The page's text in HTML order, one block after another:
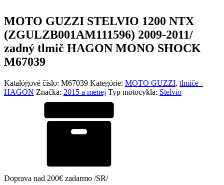
MOTO GUZZI STELVIO 1200 NTX
(ZGULZB001AM111596) 2009-2011/
zadný tlmič HAGON MONO SHOCK
M67039
Katalógové číslo: M67039 Kategórie: MOTO GUZZI, tlmiče -
HAGON Značka: 2015 a menej Typ motocykla: Stelvio
Doprava nad 200€ zadarmo /SR/